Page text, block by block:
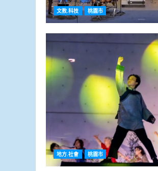
文教.科技 桃園市
地方.社會 桃園市